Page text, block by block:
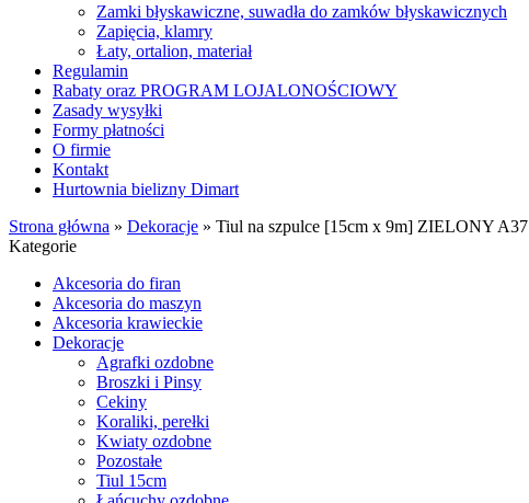
Zamki błyskawiczne, suwadła do zamków błyskawicznych
Zapięcia, klamry
Łaty, ortalion, materiał
Regulamin
Rabaty oraz PROGRAM LOJALONOŚCIOWY
Zasady wysyłki
Formy płatności
O firmie
Kontakt
Hurtownia bielizny Dimart
Strona główna » Dekoracje » Tiul na szpulce [15cm x 9m] ZIELONY A37
Kategorie
Akcesoria do firan
Akcesoria do maszyn
Akcesoria krawieckie
Dekoracje
Agrafki ozdobne
Broszki i Pinsy
Cekiny
Koraliki, perełki
Kwiaty ozdobne
Pozostałe
Tiul 15cm